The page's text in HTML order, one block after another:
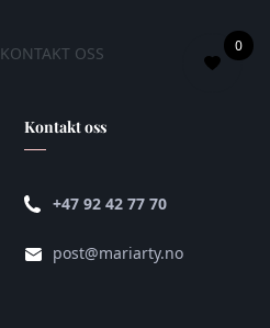
KONTAKT OSS 0
Kontakt oss
+47 92 42 77 70
post@mariarty.no